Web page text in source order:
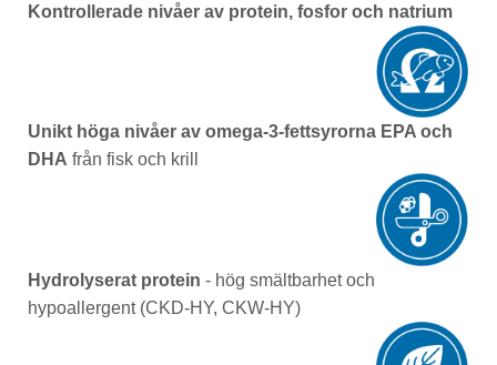
Kontrollerade nivåer av protein, fosfor och natrium
Unikt höga nivåer av omega-3-fettsyrorna EPA och
DHA från fisk och krill
Hydrolyserat protein - hög smältbarhet och
hypoallergent (CKD-HY, CKW-HY)